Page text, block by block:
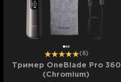
(6)
Тример OneBlade Pro 360
(Chromium)